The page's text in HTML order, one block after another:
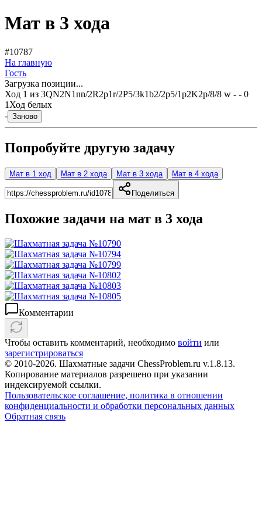
Мат в 3 хода
#10787
На главную
Гость
Загрузка позиции...
Ход 1 из 3QN2N1nn/2R2p1r/2P5/3k1b2/2p5/1p2K2p/8/8 w - - 0
1 Ход белых
- Заново
Попробуйте другую задачу
Мат в 1 ход Мат в 2 хода Мат в 3 хода Мат в 4 хода
Поделиться
Похожие задачи на мат в 3 хода
Комментарии
Чтобы оставить комментарий, необходимо войти или
зарегистрироваться
© 2010-2026. Шахматные задачи ChessProblem.ru v.1.8.13.
Копирование материалов разрешено при указании
индексируемой ссылки.
Пользовательское соглашение, политика в отношении
конфиденциальности и обработки персональных данных
Обратная связь